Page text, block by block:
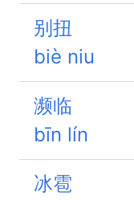
别扭
biè niu
濒临
bīn lín
冰雹